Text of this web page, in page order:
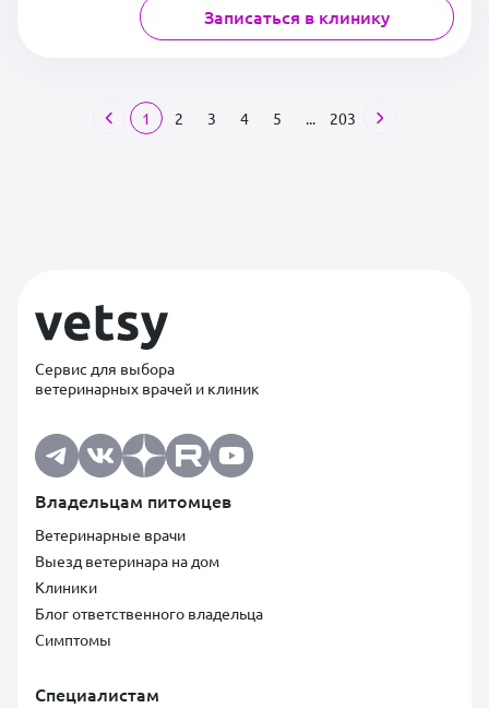
Записаться в клинику
1 2 3 4 5 ... 203
Сервис для выбора
ветеринарных врачей и клиник
Владельцам питомцев
Ветеринарные врачи
Выезд ветеринара на дом
Клиники
Блог ответственного владельца
Симптомы
Специалистам